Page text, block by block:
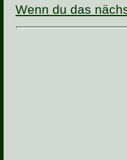
Wenn du das